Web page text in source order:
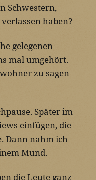
Schwestern,
haben?
gelegenen
mal umgehört.
zu sagen
Später im
einfügen, die
Dann nahm ich
Mund.
die Leute ganz